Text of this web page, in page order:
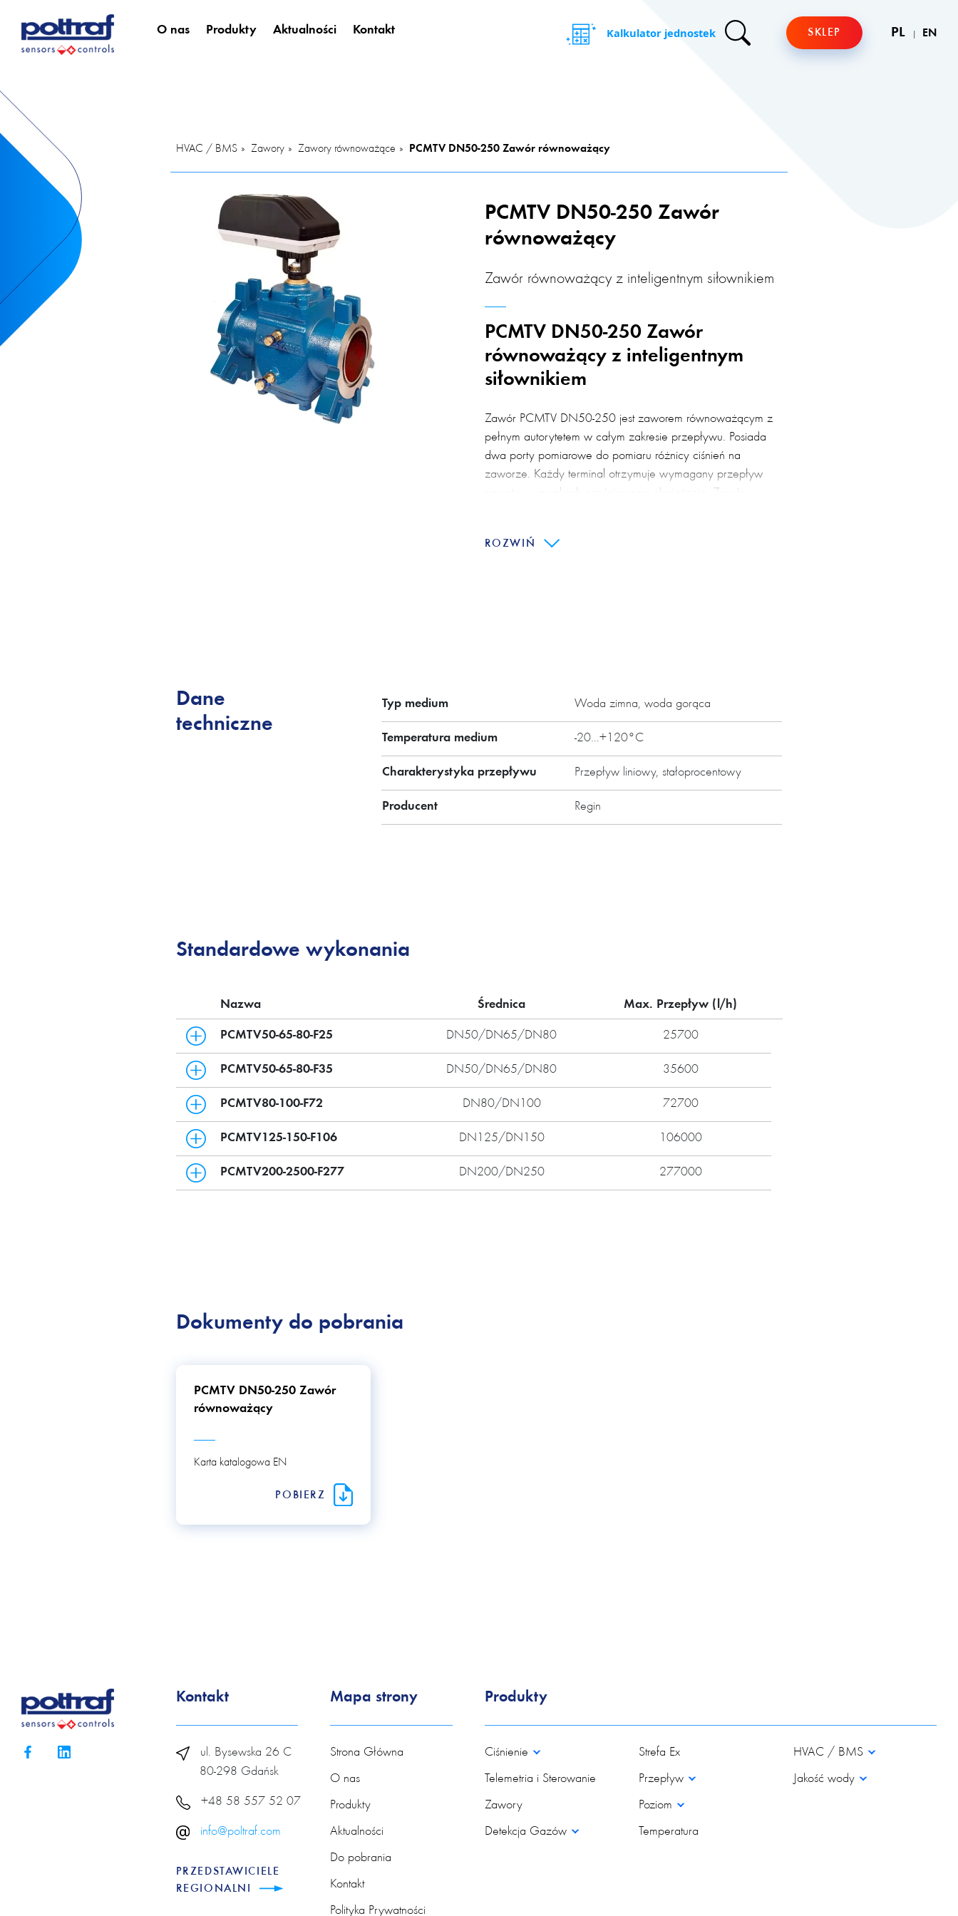
O nas Produkty Aktualności Kontakt Kalkulator jednostek SKLEP PL EN
HVAC / BMS Zawory Zawory równoważące PCMTV DN50-250 Zawór równoważący
PCMTV DN50-250 Zawór
równoważący
Zawór równoważący z inteligentnym siłownikiem
PCMTV DN50-250 Zawór
równoważący z inteligentnym
siłownikiem
Zawór PCMTV DN50-250 jest zaworem równoważącym z
pełnym autorytetem w całym zakresie przepływu. Posiada
dwa porty pomiarowe do pomiaru różnicy ciśnień na
zaworze. Każdy terminal otrzymuje wymagany przepływ
nawet w warunkach częściowego obciążenia. Zawór
funkcje wybiera się bezpośrednio na siłowniku za pomocą
przycisków i wyświetlacza.
Główne cechy:
Precyzyjna kontrola przepływu
ROZWIŃ
Dane
techniczne
Typ medium Woda zimna, woda gorąca
Temperatura medium -20…+120°C
Charakterystyka przepływu Przepływ liniowy, stałoprocentowy
Producent Regin
Standardowe wykonania
Nazwa Średnica Max. Przepływ (l/h)
PCMTV50-65-80-F25 DN50/DN65/DN80 25700
PCMTV50-65-80-F35 DN50/DN65/DN80 35600
PCMTV80-100-F72 DN80/DN100 72700
PCMTV125-150-F106 DN125/DN150 106000
PCMTV200-2500-F277 DN200/DN250 277000
Dokumenty do pobrania
PCMTV DN50-250 Zawór
równoważący
Karta katalogowa EN
POBIERZ
Kontakt
ul. Bysewska 26 C
80-298 Gdańsk
+48 58 557 52 07
info@poltraf.com
PRZEDSTAWICIELE
REGIONALNI
Mapa strony
Strona Główna
O nas
Produkty
Aktualności
Do pobrania
Kontakt
Polityka Prywatności
Produkty
Ciśnienie
Telemetria i Sterowanie
Zawory
Detekcja Gazów
Strefa Ex
Przepływ
Poziom
Temperatura
HVAC / BMS
Jakość wody